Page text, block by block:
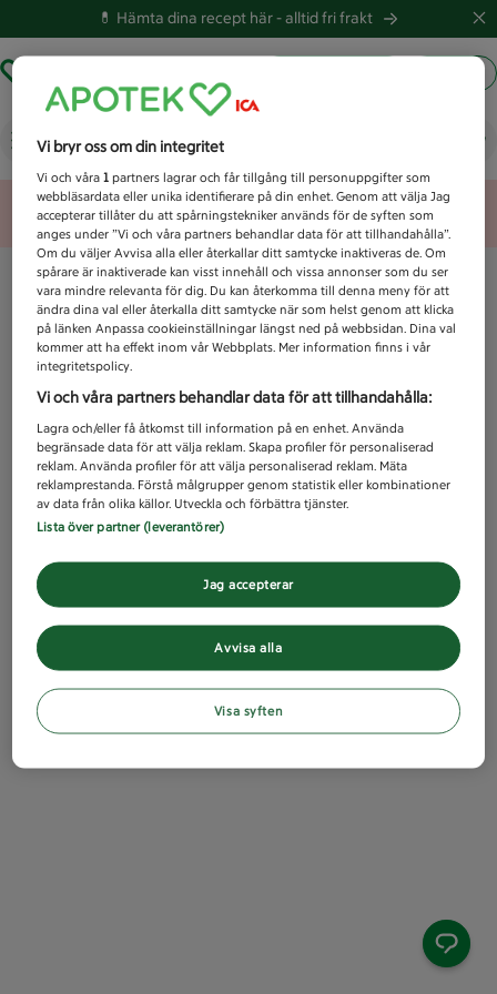
💊 Hämta dina recept här -alltid fri frakt
Vad letar du efter idag?
Unknown error
Vi bryr oss om din integritet
Vi och våra1 partners lagrar och får tillgång till personuppgifter som
webbläsardata eller unika identifierare på din enhet. Genom att välja Jag
accepterar tillåter du att spårningstekniker används för de syften som
anges under ”Vi och våra partners behandlar data för att tillhandahålla”.
Om du väljer Avvisa alla eller återkallar ditt samtycke inaktiveras de. Om
spårare är inaktiverade kan visst innehåll och vissa annonser som du ser
vara mindre relevanta för dig. Du kan återkomma till denna meny för att
ändra dina val eller återkalla ditt samtycke när som helst genom att klicka
på länken Anpassa cookieinställningar längst ned på webbsidan. Dina val
kommer att ha effekt inom vår Webbplats. Mer information finns i vår
integritetspolicy.
Vi och våra partners behandlar data för att tillhandahålla:
Lagra och/eller få åtkomst till information på en enhet. Använda
begränsade data för att välja reklam. Skapa profiler för personaliserad
reklam. Använda profiler för att välja personaliserad reklam. Mäta
reklamprestanda. Förstå målgrupper genom statistik eller kombinationer
av data från olika källor. Utveckla och förbättra tjänster.
Lista över partner (leverantörer)
Avvisa alla
Jag accepterar
Visa syften